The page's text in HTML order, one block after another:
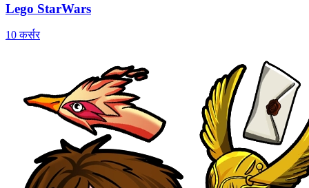
Lego StarWars
10 कर्सर